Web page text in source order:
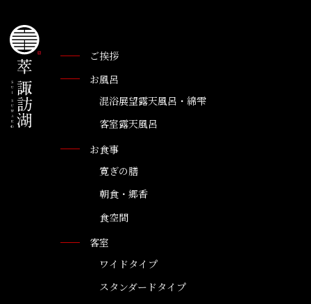
ご挨拶
お風呂
混浴展望露天風呂・綿雫
客室露天風呂
お食事
寛ぎの膳
朝食・郷香
食空間
客室
ワイドタイプ
スタンダードタイプ